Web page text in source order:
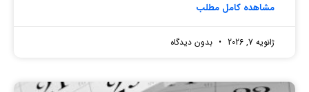
مشاهده کامل مطلب
ژانویه 7, 2026 بدون دیدگاه